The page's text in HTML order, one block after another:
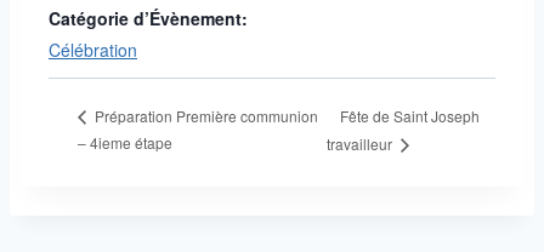
Catégorie d’Évènement:
Célébration
Préparation Première communion
– 4ieme étape
Fête de Saint Joseph
travailleur